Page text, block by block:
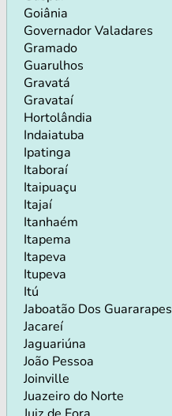
Goiânia
Governador Valadares
Gramado
Guarulhos
Gravatá
Gravataí
Hortolândia
Indaiatuba
Ipatinga
Itaboraí
Itaipuaçu
Itajaí
Itanhaém
Itapema
Itapeva
Itupeva
Itú
Jaboatão Dos Guararapes
Jacareí
Jaguariúna
João Pessoa
Joinville
Juazeiro do Norte